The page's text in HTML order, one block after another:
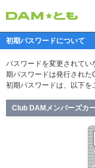
動画から
マイページ
プレミアム
DAM★と
初期パスワードについて
パスワードを変更されて
期パスワードは発行された
初期パスワードは、以下を
Club DAMメンバーズカ